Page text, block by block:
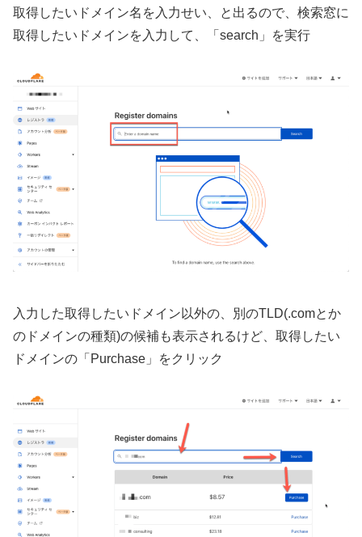
取得したいドメイン名を入力せい、と出るので、検索窓に
取得したいドメインを入力して、「search」を実行
入力した取得したいドメイン以外の、別のTLD(.comとか
のドメインの種類)の候補も表示されるけど、取得したい
ドメインの「Purchase」をクリック